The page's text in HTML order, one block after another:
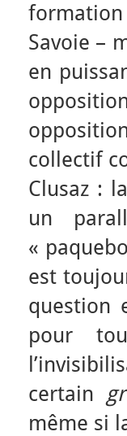
formation
Savoie –
en
collectif
Clusaz :
un
«
est
question
pour
certain
même si